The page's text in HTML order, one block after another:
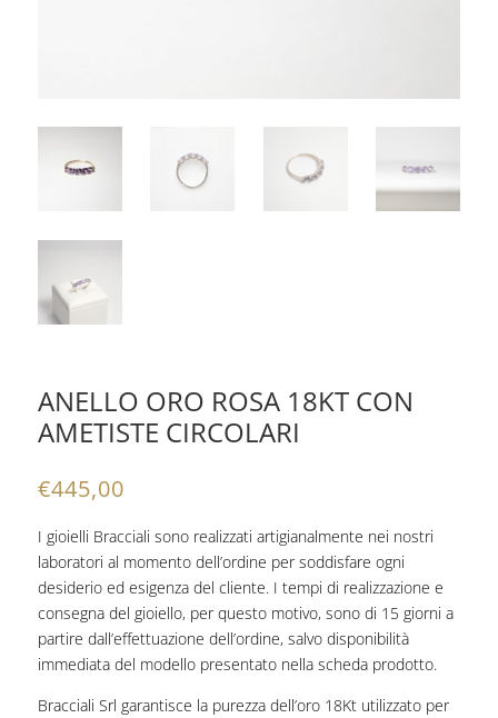
ANELLO ORO ROSA 18KT CON
AMETISTE CIRCOLARI
€445,00
I gioielli Bracciali sono realizzati artigianalmente nei nostri
laboratori al momento dell’ordine per soddisfare ogni
desiderio ed esigenza del cliente. I tempi di realizzazione e
consegna del gioiello, per questo motivo, sono di 15 giorni a
partire dall’effettuazione dell’ordine, salvo disponibilità
immediata del modello presentato nella scheda prodotto.
Bracciali Srl garantisce la purezza dell’oro 18Kt utilizzato per